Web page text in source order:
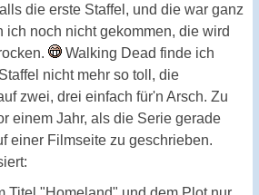
die erste Staffel, und die war ganz
ich noch nicht gekommen, die wird
Walking Dead finde ich
nicht mehr so toll, die
zwei, drei einfach für'n Arsch. Zu
einem Jahr, als die Serie gerade
einer Filmseite zu geschrieben.